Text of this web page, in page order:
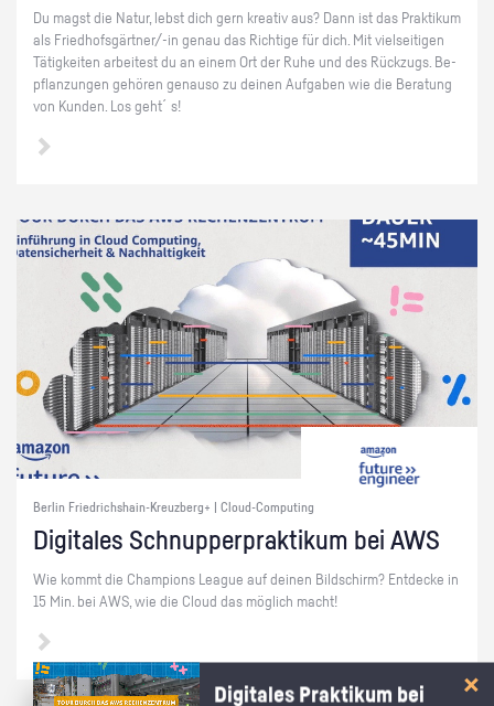
Du magst die Natur, lebst dich gern krea­tiv aus? Dann ist das Prak­ti­kum
als Fried­hofs­gärt­ner/-in genau das Rich­ti­ge für dich. Mit viel­sei­ti­gen
Tä­tig­kei­ten ar­bei­test du an einem Ort der Ruhe und des Rück­zugs. Be­
pflan­zun­gen ge­hö­ren ge­nau­so zu dei­nen Auf­ga­ben wie die Be­ra­tung
von Kun­den. Los geht´s!
Berlin Friedrichshain-Kreuzberg+ | Cloud-Computing
Di­gi­ta­les Schnup­per­prak­ti­kum bei AWS
Wie kommt die Cham­pi­ons Le­ague auf dei­nen Bild­schirm? Ent­de­cke in
15 Min. bei AWS, wie die Cloud das mög­lich macht!
Digitales Praktikum bei